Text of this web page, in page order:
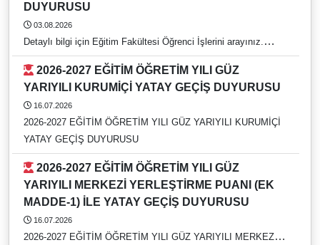
DUYURUSU
03.08.2026
Detaylı bilgi için Eğitim Fakültesi Öğrenci İşlerini arayınız.
https://rehber.adu.edu.tr/#
YARIYILI KURUMİÇİ YATAY GEÇİŞ DUYURUSU
16.07.2026
2026-2027 EĞİTİM ÖĞRETİM YILI GÜZ YARIYILI KURUMİÇİ
YATAY GEÇİŞ DUYURUSU
YARIYILI MERKEZİ YERLEŞTİRME PUANI (EK
MADDE-1) İLE YATAY GEÇİŞ DUYURUSU
16.07.2026
2026-2027 EĞİTİM ÖĞRETİM YILI GÜZ YARIYILI MERKEZİ